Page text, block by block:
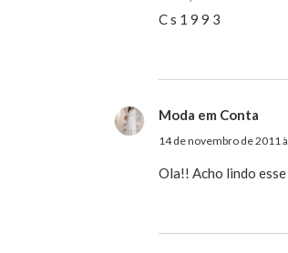
C s 1 9 9 3
Moda em Conta
14 de novembro de 2011
Ola!! Acho lindo